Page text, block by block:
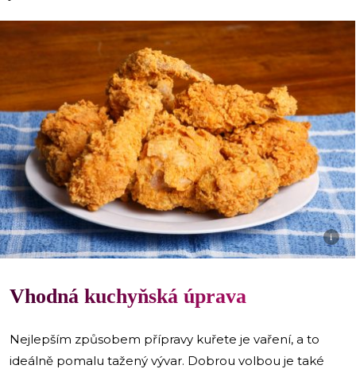
i
Vhodná kuchyňská úprava
Nejlepším způsobem přípravy kuřete je vaření, a to
ideálně pomalu tažený vývar. Dobrou volbou je také